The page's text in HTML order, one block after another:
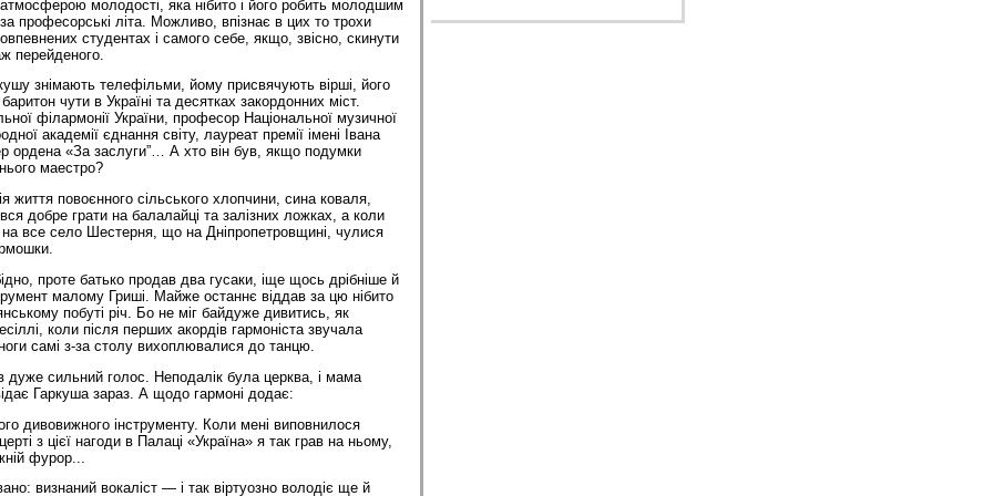
атмосферою молодості, яка нібито і його робить молодшим
за професорські літа. Можливо, впізнає в цих то трохи
студентах і самого себе, якщо, звісно, скинути
перейденого.
знімають телефільми, йому присвячують вірші, його
чути в Україні та десятках закордонних міст.
філармонії України, професор Національної музичної
академії єднання світу, лауреат премії імені Івана
ордена «За заслуги”… А хто він був, якщо подумки
маестро?
життя повоєнного сільського хлопчини, сина коваля,
добре грати на балалайці та залізних ложках, а коли
все село Шестерня, що на Дніпропетровщині, чулися
проте батько продав два гусаки, іще щось дрібніше й
малому Гриші. Майже останнє віддав за цю нібито
побуті річ. Бо не міг байдуже дивитись, як
коли після перших акордів гармоніста звучала
самі з-за столу вихоплювалися до танцю.
дуже сильний голос. Неподалік була церква, і мама
Гаркуша зараз. А щодо гармоні додає:
дивовижного інструменту. Коли мені виповнилося
з цієї нагоди в Палаці «Україна» я так грав на ньому,
фурор...
визнаний вокаліст — і так віртуозно володіє ще й